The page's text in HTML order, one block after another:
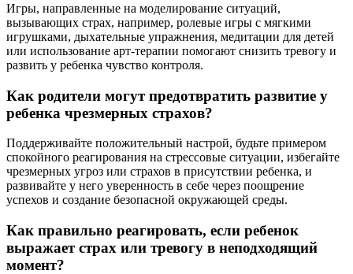
Игры, направленные на моделирование ситуаций,
вызывающих страх, например, ролевые игры с мягкими
игрушками, дыхательные упражнения, медитации для детей
или использование арт-терапии помогают снизить тревогу и
развить у ребенка чувство контроля.
Как родители могут предотвратить развитие у
ребенка чрезмерных страхов?
Поддерживайте положительный настрой, будьте примером
спокойного реагирования на стрессовые ситуации, избегайте
чрезмерных угроз или страхов в присутствии ребенка, и
развивайте у него уверенность в себе через поощрение
успехов и создание безопасной окружающей среды.
Как правильно реагировать, если ребенок
выражает страх или тревогу в неподходящий
момент?